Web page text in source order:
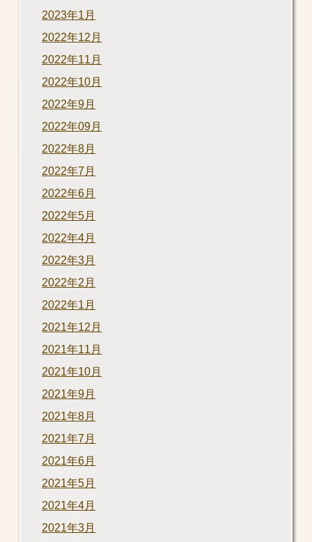
2023年1月
2022年12月
2022年11月
2022年10月
2022年9月
2022年09月
2022年8月
2022年7月
2022年6月
2022年5月
2022年4月
2022年3月
2022年2月
2022年1月
2021年12月
2021年11月
2021年10月
2021年9月
2021年8月
2021年7月
2021年6月
2021年5月
2021年4月
2021年3月